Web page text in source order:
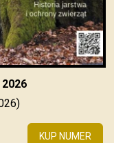
KUP NUMER